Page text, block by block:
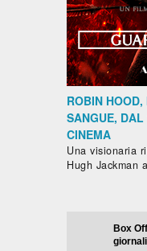
ROBIN
SANGUE,
CINEMA
Una visionaria
Hugh Jackman